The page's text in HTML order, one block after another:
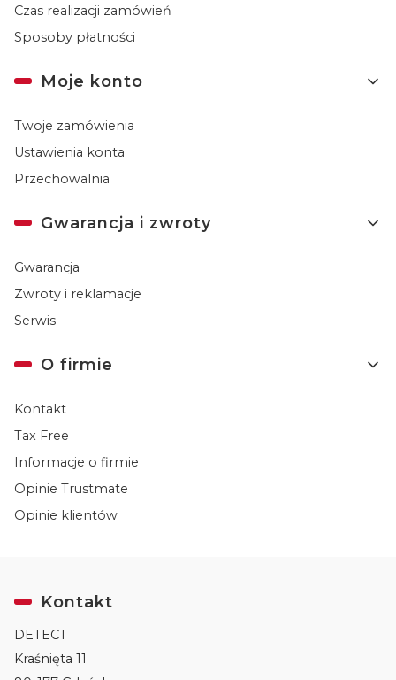
Czas realizacji zamówień
Sposoby płatności
Moje konto
Twoje zamówienia
Ustawienia konta
Przechowalnia
Gwarancja i zwroty
Gwarancja
Zwroty i reklamacje
Serwis
O firmie
Kontakt
Tax Free
Informacje o firmie
Opinie Trustmate
Opinie klientów
Kontakt
DETECT
Kraśnięta 11